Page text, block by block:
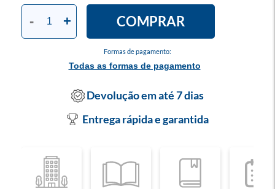
Formas de pagamento:
Todas as formas de pagamento
- + COMPRAR
Devolução em até 7 dias
Entrega rápida e garantida